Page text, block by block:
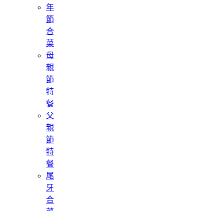
年
節
合
菜
母
親
節
特
餐
父
親
節
特
餐
尾
牙
合